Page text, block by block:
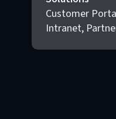
Customer
Intranet,